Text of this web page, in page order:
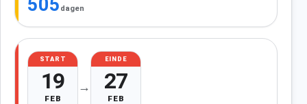
505 dagen
START
19
FEB
→
EINDE
27
FEB